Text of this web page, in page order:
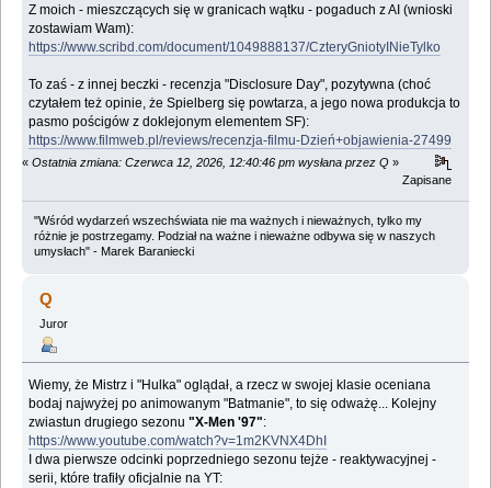
Z moich - mieszczących się w granicach wątku - pogaduch z AI (wnioski
zostawiam Wam):
https://www.scribd.com/document/1049888137/CzteryGniotyINieTylko
To zaś - z innej beczki - recenzja "Disclosure Day", pozytywna (choć
czytałem też opinie, że Spielberg się powtarza, a jego nowa produkcja to
pasmo pościgów z doklejonym elementem SF):
https://www.filmweb.pl/reviews/recenzja-filmu-Dzień+objawienia-27499
« Ostatnia zmiana: Czerwca 12, 2026, 12:40:46 pm wysłana przez Q »
Zapisane
"Wśród wydarzeń wszechświata nie ma ważnych i nieważnych, tylko my
różnie je postrzegamy. Podział na ważne i nieważne odbywa się w naszych
umysłach" - Marek Baraniecki
Q
Juror
Wiemy, że Mistrz i "Hulka" oglądał, a rzecz w swojej klasie oceniana
bodaj najwyżej po animowanym "Batmanie", to się odważę... Kolejny
zwiastun drugiego sezonu"X-Men '97":
https://www.youtube.com/watch?v=1m2KVNX4DhI
I dwa pierwsze odcinki poprzedniego sezonu tejże - reaktywacyjnej -
serii, które trafiły oficjalnie na YT: